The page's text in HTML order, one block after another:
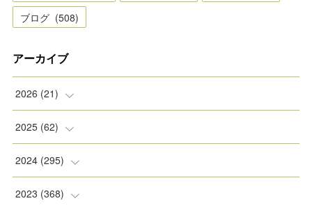
ブログ (508)
アーカイブ
2026 (21)
(2)
(2)
(2)
2025 (62)
(8)
(5)
2024 (295)
(8)
2023 (368)